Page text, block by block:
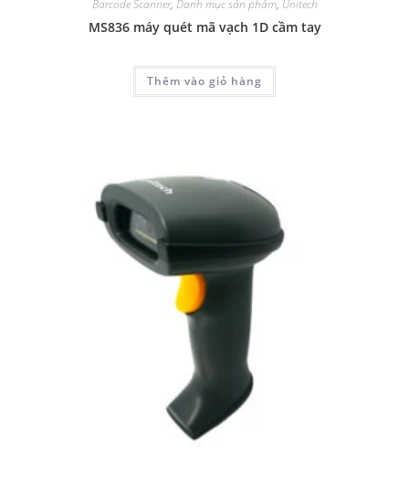
Barcode Scanner, Danh mục sản phẩm, Unitech
MS836 máy quét mã vạch 1D cầm tay
Thêm vào giỏ hàng